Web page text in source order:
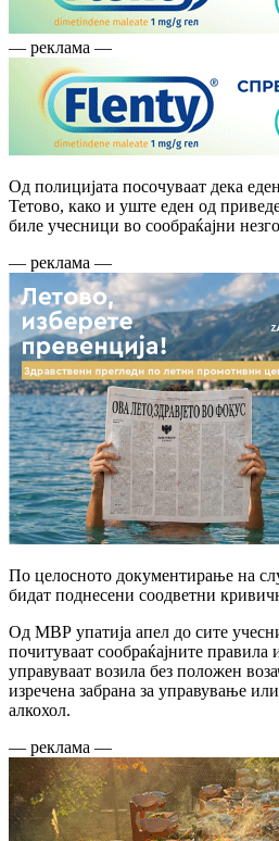
— реклама —
Од полицијата посочуваат дека
Тетово, како и уште еден од
биле учесници во сообраќајни
— реклама —
По целосното документирање на
бидат поднесени соодветни
Од МВР упатија апел до сите
почитуваат сообраќајните
управуваат возила без положен
изречена забрана за управување
алкохол.
— реклама —